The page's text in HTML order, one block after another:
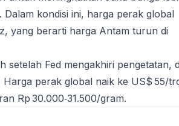
Dalam kondisi ini, harga perak global
yang berarti harga Antam turun di
setelah Fed mengakhiri pengetatan,
perak global naik ke US$ 55/
Rp 30.000‑31.500/gram.